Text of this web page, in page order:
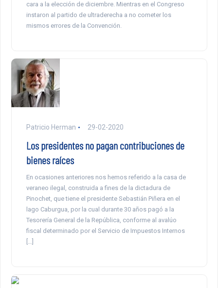
cara a la elección de diciembre. Mientras en el Congreso
instaron al partido de ultraderecha a no cometer los
mismos errores de la Convención.
Patricio Herman 29-02-2020
Los presidentes no pagan contribuciones de
bienes raíces
En ocasiones anteriores nos hemos referido a la casa de
veraneo ilegal, construida a fines de la dictadura de
Pinochet, que tiene el presidente Sebastián Piñera en el
lago Caburgua, por la cual durante 30 años pagó a la
Tesorería General de la República, conforme al avalúo
fiscal determinado por el Servicio de Impuestos Internos
[…]